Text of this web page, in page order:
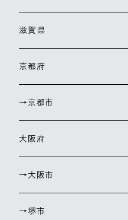
滋賀県
京都府
→京都市
大阪府
→大阪市
→堺市